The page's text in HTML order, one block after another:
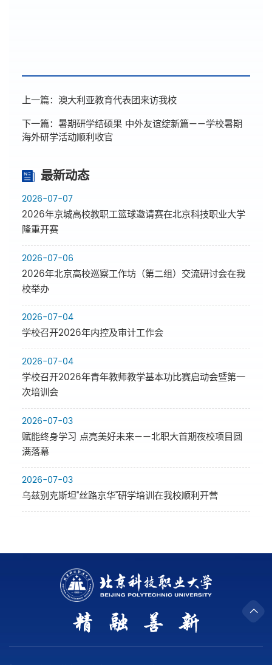
上一篇：澳大利亚教育代表团来访我校
下一篇：暑期研学结硕果 中外友谊绽新篇——学校暑期
海外研学活动顺利收官
最新动态
2026-07-07
2026年京城高校教职工篮球邀请赛在北京科技职业大学
隆重开赛
2026-07-06
2026年北京高校巡察工作坊（第二组）交流研讨会在我
校举办
2026-07-04
学校召开2026年内控及审计工作会
2026-07-04
学校召开2026年青年教师教学基本功比赛启动会暨第一
次培训会
2026-07-03
赋能终身学习 点亮美好未来——北职大首期夜校项目圆
满落幕
2026-07-03
乌兹别克斯坦“丝路京华”研学培训在我校顺利开营